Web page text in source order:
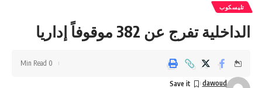
تليسكوب
الداخلية تفرج عن 382 موقوفاً إداريا
dawoud
0 Min Read